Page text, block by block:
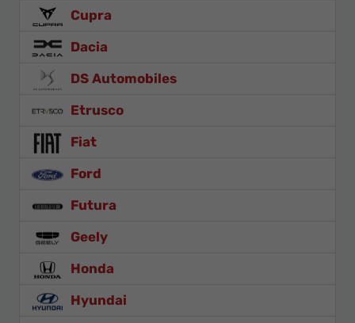
Cupra
Dacia
DS Automobiles
Etrusco
Fiat
Ford
Futura
Geely
Honda
Hyundai